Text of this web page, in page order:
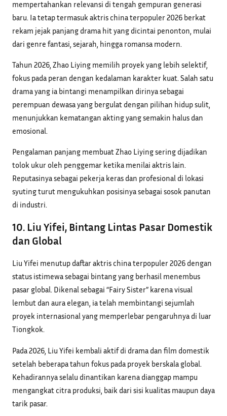
mempertahankan relevansi di tengah gempuran generasi
baru. Ia tetap termasuk aktris china terpopuler 2026 berkat
rekam jejak panjang drama hit yang dicintai penonton, mulai
dari genre fantasi, sejarah, hingga romansa modern.
Tahun 2026, Zhao Liying memilih proyek yang lebih selektif,
fokus pada peran dengan kedalaman karakter kuat. Salah satu
drama yang ia bintangi menampilkan dirinya sebagai
perempuan dewasa yang bergulat dengan pilihan hidup sulit,
menunjukkan kematangan akting yang semakin halus dan
emosional.
Pengalaman panjang membuat Zhao Liying sering dijadikan
tolok ukur oleh penggemar ketika menilai aktris lain.
Reputasinya sebagai pekerja keras dan profesional di lokasi
syuting turut mengukuhkan posisinya sebagai sosok panutan
di industri.
10. Liu Yifei, Bintang Lintas Pasar Domestik
dan Global
Liu Yifei menutup daftar aktris china terpopuler 2026 dengan
status istimewa sebagai bintang yang berhasil menembus
pasar global. Dikenal sebagai “Fairy Sister” karena visual
lembut dan aura elegan, ia telah membintangi sejumlah
proyek internasional yang memperlebar pengaruhnya di luar
Tiongkok.
Pada 2026, Liu Yifei kembali aktif di drama dan film domestik
setelah beberapa tahun fokus pada proyek berskala global.
Kehadirannya selalu dinantikan karena dianggap mampu
mengangkat citra produksi, baik dari sisi kualitas maupun daya
tarik pasar.